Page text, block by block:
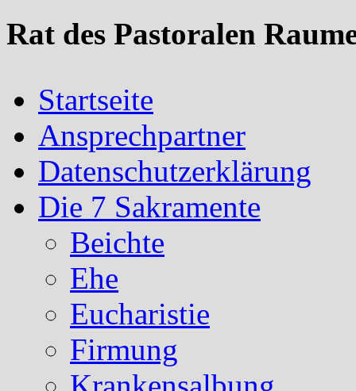
Rat des Pastoralen
Startseite
Ansprechpartner
Datenschutzerklärung
Die 7 Sakramente
Beichte
Ehe
Eucharistie
Firmung